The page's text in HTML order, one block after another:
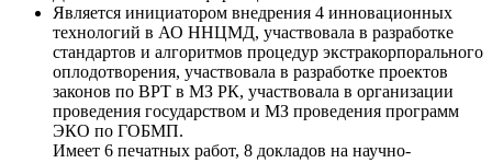
Является инициатором внедрения 4 инновационных
технологий в АО ННЦМД, участвовала в разработке
стандартов и алгоритмов процедур экстракорпорального
оплодотворения, участвовала в разработке проектов
законов по ВРТ в МЗ РК, участвовала в организации
проведения государством и МЗ проведения программ
ЭКО по ГОБМП.
Имеет 6 печатных работ, 8 докладов на научно-